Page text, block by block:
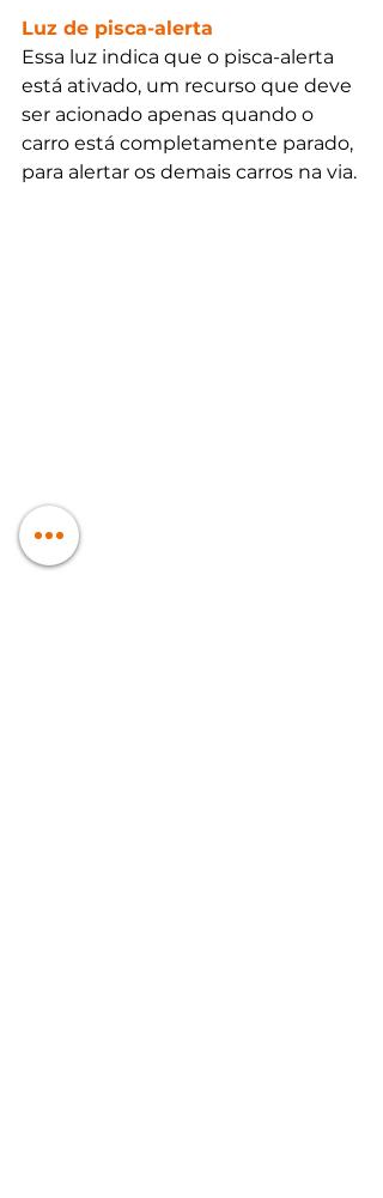
Luz de pisca-alerta
Essa luz indica que o pisca-alerta
está ativado, um recurso que deve
ser acionado apenas quando o
carro está completamente parado,
para alertar os demais carros na via.